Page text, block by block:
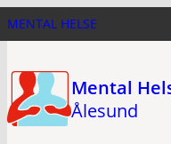
Hopp
til
hovedinnhold
MENTAL HELSE
Mental
Ålesund